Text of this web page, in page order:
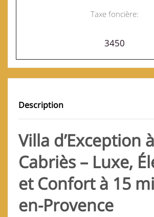
Taxe foncière:
3450
Description
Villa d’Exception à
Cabriès – Luxe,
et Confort à 15
en-Provence